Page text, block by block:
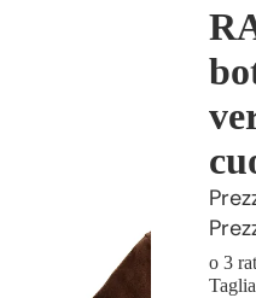
o 3
Taglia